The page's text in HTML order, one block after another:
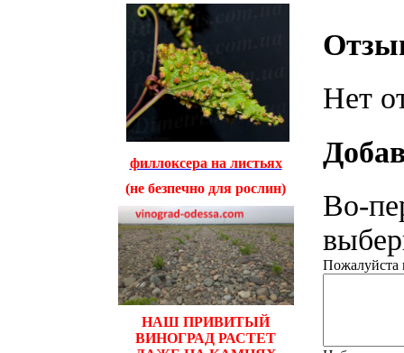
филлоксера на листьях
(не безпечно для рослин)
НАШ ПРИВИТЫЙ
ВИНОГРАД РАСТЕТ
Нет
Во-
Пожалуйста